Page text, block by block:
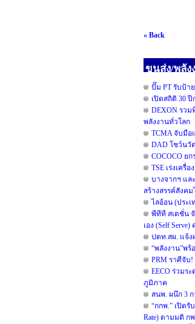
« Back
ขนส่ง/พลัง
ปั๊ม PT รับป้า
เปิดสถิติ 30
DEXON รวม
พลังงานทั่วโลก
TCMA จับมือ
DAD โชว์นวั
COCOCO ย
TSE เร่งเครื่
บางจากฯ แล
สร้างสรรค์สังค
ไลอ้อน (ประ
พีทีที สเตชั่น จั
เอง (Self
ปตท.สผ. แจ้ง
“พลังงาน”พ
PRM ราศีจับ!
EECO ร่วมร
ภูมิภาค
สนพ. ผนึก 3 ก
“กกพ.” เปิด
Rate) ตามมติ ก